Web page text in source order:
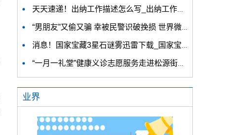
天天速递！出纳工作描述怎么写_出纳工作描述
“男朋友”又偷又骗 幸被民警识破挽损 世界微速讯
消息！国家宝藏3星石谜雾迅雷下载_国家宝藏3星石谜雾什么时候上映
“一月一礼堂”健康义诊志愿服务走进松源街道会溪村文化礼堂
业界